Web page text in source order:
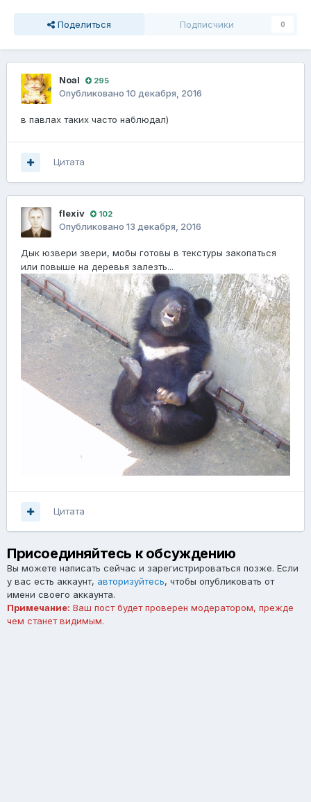
Поделиться Подписчики 0
Noal 295
Опубликовано 10 декабря, 2016
в павлах таких часто наблюдал)
Цитата
flexiv 102
Опубликовано 13 декабря, 2016
Дык юзвери звери, мобы готовы в текстуры закопаться
или повыше на деревья залезть...
Цитата
Присоединяйтесь к обсуждению
Вы можете написать сейчас и зарегистрироваться позже. Если
у вас есть аккаунт, авторизуйтесь, чтобы опубликовать от
имени своего аккаунта.
Примечание: Ваш пост будет проверен модератором, прежде
чем станет видимым.